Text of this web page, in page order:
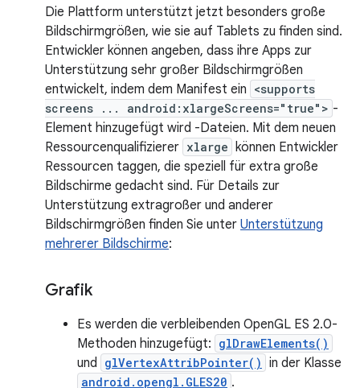
Die Plattform unterstützt jetzt besonders große
Bildschirmgrößen, wie sie auf Tablets zu finden sind.
Entwickler können angeben, dass ihre Apps zur
Unterstützung sehr großer Bildschirmgrößen
entwickelt, indem dem Manifest ein <supports
screens ... android:xlargeScreens="true"> -
Element hinzugefügt wird -Dateien. Mit dem neuen
Ressourcenqualifizierer xlarge können Entwickler
Ressourcen taggen, die speziell für extra große
Bildschirme gedacht sind. Für Details zur
Unterstützung extragroßer und anderer
Bildschirmgrößen finden Sie unter Unterstützung
mehrerer Bildschirme:
Grafik
Es werden die verbleibenden OpenGL ES 2.0-
Methoden hinzugefügt: glDrawElements()
und glVertexAttribPointer() in der Klasse
android.opengl.GLES20 .